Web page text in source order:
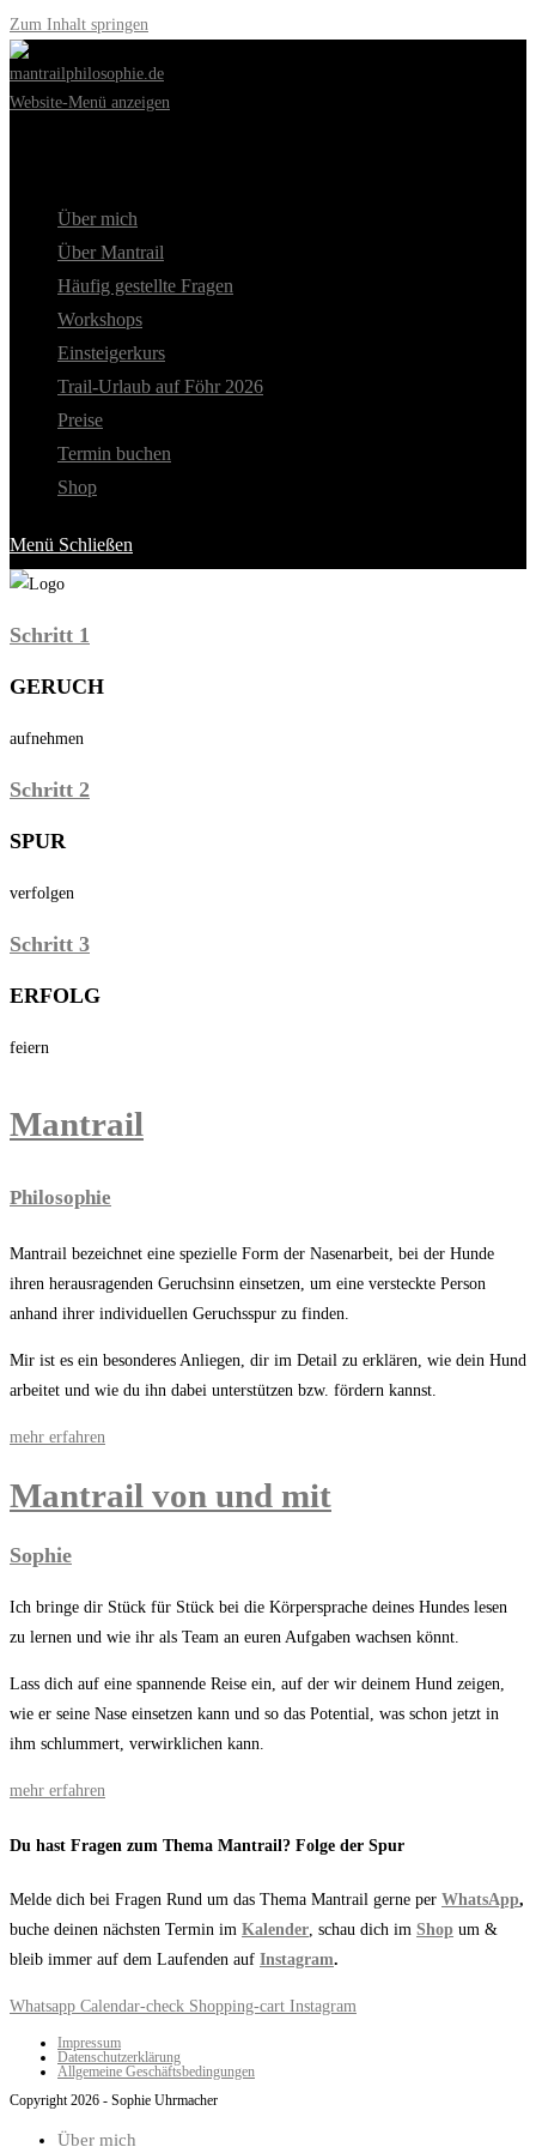
Zum Inhalt springen
Website-Menü anzeigen
Über mich
Über Mantrail
Häufig gestellte Fragen
Workshops
Einsteigerkurs
Trail-Urlaub auf Föhr 2026
Preise
Termin buchen
Shop
Menü Schließen
Schritt 1
GERUCH
aufnehmen
Schritt 2
SPUR
verfolgen
Schritt 3
ERFOLG
feiern
Mantrail
Philosophie
Mantrail bezeichnet eine spezielle Form der Nasenarbeit, bei der Hunde
ihren herausragenden Geruchsinn einsetzen, um eine versteckte Person
anhand ihrer individuellen Geruchsspur zu finden.
Mir ist es ein besonderes Anliegen, dir im Detail zu erklären, wie dein Hund
arbeitet und wie du ihn dabei unterstützen bzw. fördern kannst.
mehr erfahren
Mantrail von und mit
Sophie
Ich bringe dir Stück für Stück bei die Körpersprache deines Hundes lesen
zu lernen und wie ihr als Team an euren Aufgaben wachsen könnt.
Lass dich auf eine spannende Reise ein, auf der wir deinem Hund zeigen,
wie er seine Nase einsetzen kann und so das Potential, was schon jetzt in
ihm schlummert, verwirklichen kann.
mehr erfahren
Du hast Fragen zum Thema Mantrail? Folge der Spur
Melde dich bei Fragen Rund um das Thema Mantrail gerne per WhatsApp,
buche deinen nächsten Termin im Kalender, schau dich im Shop um &
bleib immer auf dem Laufenden auf Instagram.
Whatsapp Calendar-check Shopping-cart Instagram
Impressum
Datenschutzerklärung
Allgemeine Geschäftsbedingungen
Copyright 2026 - Sophie Uhrmacher
Über mich